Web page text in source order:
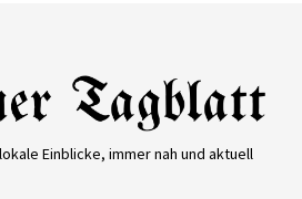
Einblicke, immer nah und aktuell